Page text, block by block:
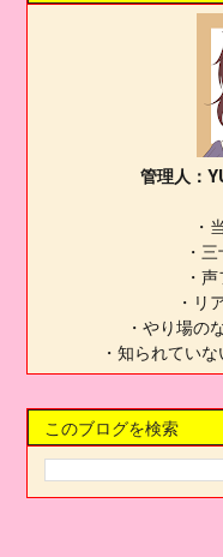
管理人：
・
・
・
・リ
・やり場の
・知られてい
このブログを検索